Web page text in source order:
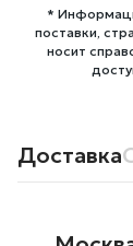
*
поставки,
носит
Доставка